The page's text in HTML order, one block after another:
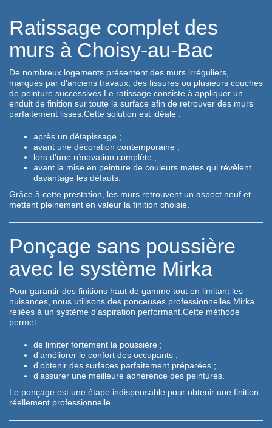
Ratissage complet des
murs à Choisy-au-Bac
De nombreux logements présentent des murs irréguliers,
marqués par d'anciens travaux, des fissures ou plusieurs couches
de peinture successives.Le ratissage consiste à appliquer un
enduit de finition sur toute la surface afin de retrouver des murs
parfaitement lisses.Cette solution est idéale :
après un détapissage ;
avant une décoration contemporaine ;
lors d'une rénovation complète ;
avant la mise en peinture de couleurs mates qui révèlent
davantage les défauts.
Grâce à cette prestation, les murs retrouvent un aspect neuf et
mettent pleinement en valeur la finition choisie.
Ponçage sans poussière
avec le système Mirka
Pour garantir des finitions haut de gamme tout en limitant les
nuisances, nous utilisons des ponceuses professionnelles Mirka
reliées à un système d'aspiration performant.Cette méthode
permet :
de limiter fortement la poussière ;
d'améliorer le confort des occupants ;
d'obtenir des surfaces parfaitement préparées ;
d'assurer une meilleure adhérence des peintures.
Le ponçage est une étape indispensable pour obtenir une finition
réellement professionnelle.